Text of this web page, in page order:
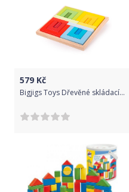
579 Kč
Bigjigs Toys Dřevěné skládací tvary